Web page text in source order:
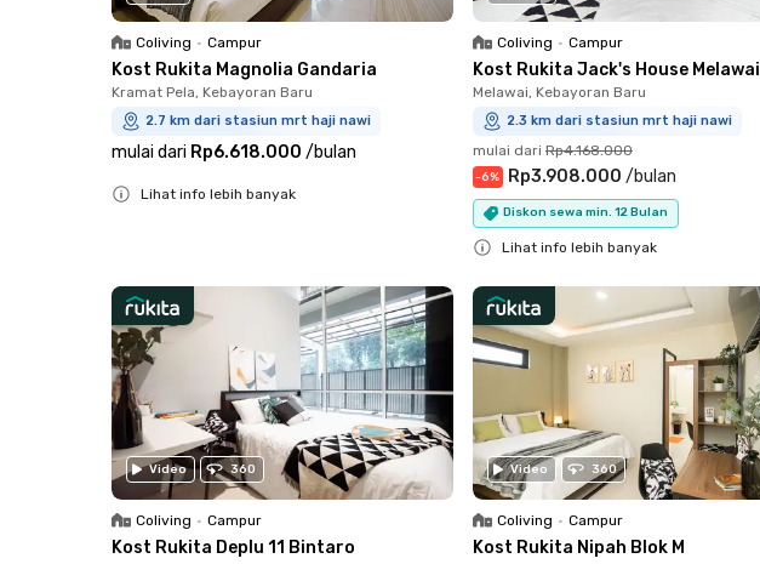
Coliving • Campur
Kost Rukita Magnolia Gandaria
Kramat Pela, Kebayoran Baru
2.7 km dari stasiun mrt haji nawi
mulai dari Rp6.618.000 /bulan
Lihat info lebih banyak
Coliving • Campur
Kost Rukita Jack's House Melawai
Melawai, Kebayoran Baru
2.3 km dari stasiun mrt haji nawi
mulai dari Rp4.168.000
-6% Rp3.908.000 /bulan
Diskon sewa min. 12 Bulan
Lihat info lebih banyak
Video 360
Coliving • Campur
Kost Rukita Deplu 11 Bintaro
Video 360
Coliving • Campur
Kost Rukita Nipah Blok M